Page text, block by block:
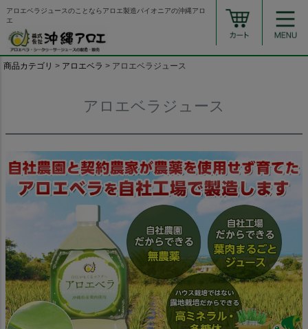
アロエベラジュースのことならアロエ製造パイオニアの沖縄アロ
エ
商品カテゴリ アロエベラ アロエベラジュース
アロエベラジュース